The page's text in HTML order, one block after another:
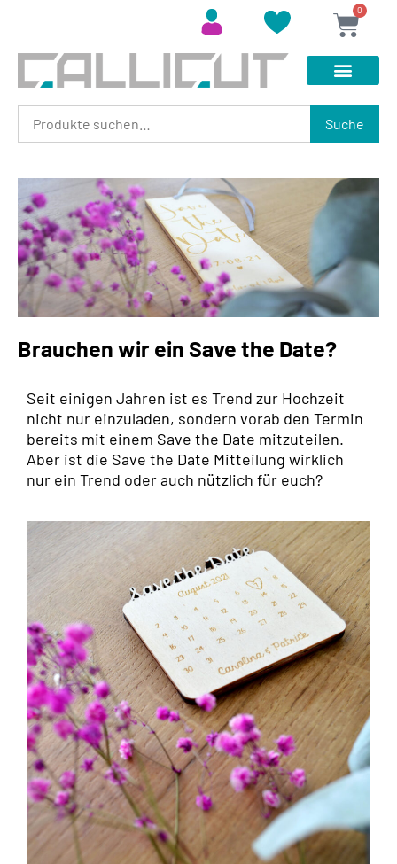
0
Suche
Brauchen wir ein Save the Date?
Seit einigen Jahren ist es Trend zur Hochzeit
nicht nur einzuladen, sondern vorab den Termin
bereits mit einem Save the Date mitzuteilen.
Aber ist die Save the Date Mitteilung wirklich
nur ein Trend oder auch nützlich für euch?